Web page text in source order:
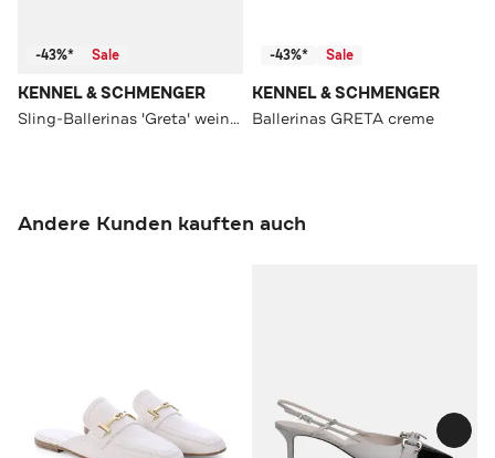
-43%* Sale
KENNEL & SCHMENGER
Sling-Ballerinas 'Greta' weinrot
-43%* Sale
KENNEL & SCHMENGER
Ballerinas GRETA creme
Andere Kunden kauften auch